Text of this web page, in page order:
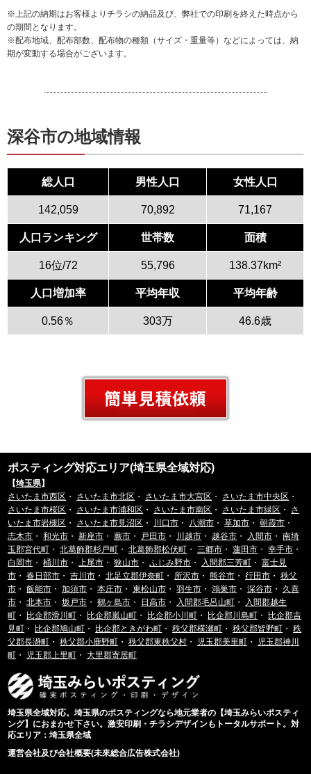
※上記の納期はお客様よりチラシの納品及び、弊社での印刷を終えた時点から
の期間となります。
※配布地域、配布部数、配布物の種類（サイズ・重量等）などによっては、納
期が変動する場合がございます。
深谷市の地域情報
総人口 男性人口 女性人口
142,059 70,892 71,167
人口ランキング 世帯数 面積
16位/72 55,796 138.37km²
人口増加率 平均年収 平均年齢
0.56％ 303万 46.6歳
ポスティング対応エリア(埼玉県全域対応)
【埼玉県】
さいたま市西区 ・ さいたま市北区 ・ さいたま市大宮区 ・ さいたま市中央区 ・
さいたま市桜区 ・ さいたま市浦和区 ・ さいたま市南区 ・ さいたま市緑区 ・ さ
いたま市岩槻区 ・ さいたま市見沼区 ・ 川口市 ・ 八潮市 ・草加市 ・朝霞市 ・
志木市 ・和光市 ・新座市 ・蕨市 ・ 戸田市 ・ 川越市 ・ 越谷市 ・ 入間市 ・南埼
玉郡宮代町 ・北葛飾郡杉戸町 ・北葛飾郡松伏町 ・三郷市 ・蓮田市 ・幸手市 ・
白岡市 ・桶川市 ・上尾市 ・狭山市 ・ふじみ野市 ・ 入間郡三芳町 ・富士見
市 ・春日部市 ・吉川市 ・北足立郡伊奈町 ・ 所沢市 ・熊谷市 ・行田市 ・秩父
市 ・飯能市 ・加須市 ・本庄市 ・東松山市 ・羽生市 ・鴻巣市 ・深谷市 ・ 久喜
市 ・北本市 ・坂戸市 ・鶴ヶ島市 ・ 日高市 ・ 入間郡毛呂山町 ・
入間郡越生
町 ・ 比企郡滑川町 ・ 比企郡嵐山町 ・ 比企郡小川町 ・ 比企郡川島町 ・
比企郡吉
見町 ・ 比企郡鳩山町 ・ 比企郡ときがわ町 ・秩父郡横瀬町 ・秩父郡皆野町 ・秩
父郡長瀞町 ・秩父郡小鹿野町 ・秩父郡東秩父村 ・ 児玉郡美里町 ・
児玉郡神川
町 ・ 児玉郡上里町 ・大里郡寄居町
埼玉県全域対応。埼玉県のポスティングなら地元業者の【埼玉みらいポスティ
ング】におまかせ下さい。激安印刷・チラシデザインもトータルサポート。対
応エリア：埼玉県全域
運営会社及び会社概要(未來総合広告株式会社)